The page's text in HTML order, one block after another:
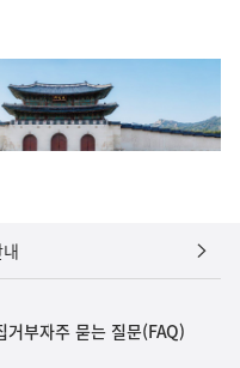
거부자주 묻는 질문(FAQ)